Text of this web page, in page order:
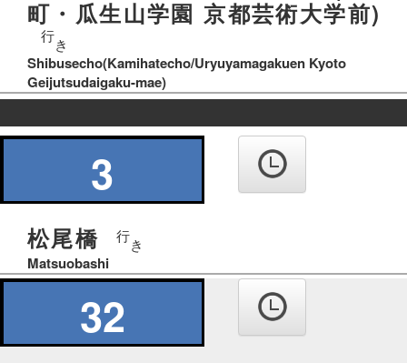
町・瓜生山学園 京都芸術大学前)
行き
Shibusecho(Kamihatecho/Uryuyamagakuen Kyoto
Geijutsudaigaku-mae)
の
3
松尾橋 行き
Matsuobashi
32